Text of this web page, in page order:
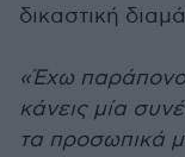
δικαστική
«Έχω παράπονο
κάνεις μία
τα προσωπικά